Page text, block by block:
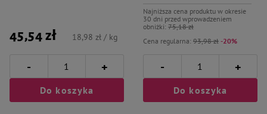
45,54 zł 18,98 zł / kg
- +
Do koszyka
Cena regularna: 93,98 zł -20%
Najniższa cena produktu w okresie
30 dni przed wprowadzeniem
obniżki: 75,18 zł
- +
Do koszyka